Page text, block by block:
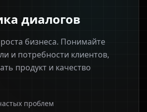
диалогов
бизнеса. Понимайте
и потребности клиентов,
продукт и качество
проблем